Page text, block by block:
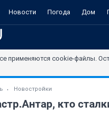
Новости Погода Дом
применяются cookie-файлы.
Новостройки
кто